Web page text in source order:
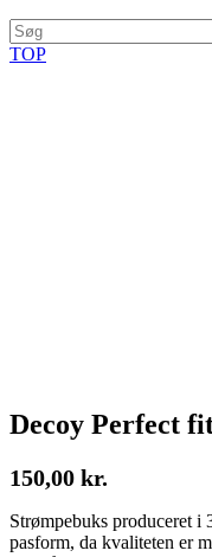
TOP
Decoy Perfect
150,00 kr.
Strømpebuks produceret i
pasform, da kvaliteten er